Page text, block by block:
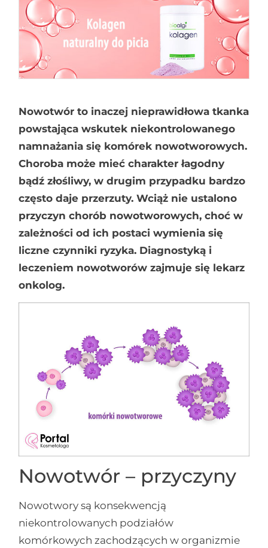
Nowotwór to inaczej nieprawidłowa tkanka
powstająca wskutek niekontrolowanego
namnażania się komórek nowotworowych.
Choroba może mieć charakter łagodny
bądź złośliwy, w drugim przypadku bardzo
często daje przerzuty. Wciąż nie ustalono
przyczyn chorób nowotworowych, choć w
zależności od ich postaci wymienia się
liczne czynniki ryzyka. Diagnostyką i
leczeniem nowotworów zajmuje się lekarz
onkolog.
Nowotwór – przyczyny
Nowotwory są konsekwencją
niekontrolowanych podziałów
komórkowych zachodzących w organizmie